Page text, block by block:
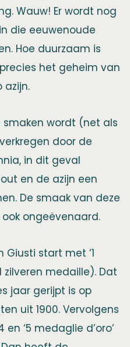
Wauw! Er wordt nog
die eeuwenoude
Hoe duurzaam is
het geheim van
wordt (net als
door de
in dit geval
en de azijn een
De smaak van deze
ongeëvenaard.
start met ‘1
zilveren medaille). Dat
jaar gerijpt is op
uit 1900. Vervolgens
‘5 medaglie d’oro’